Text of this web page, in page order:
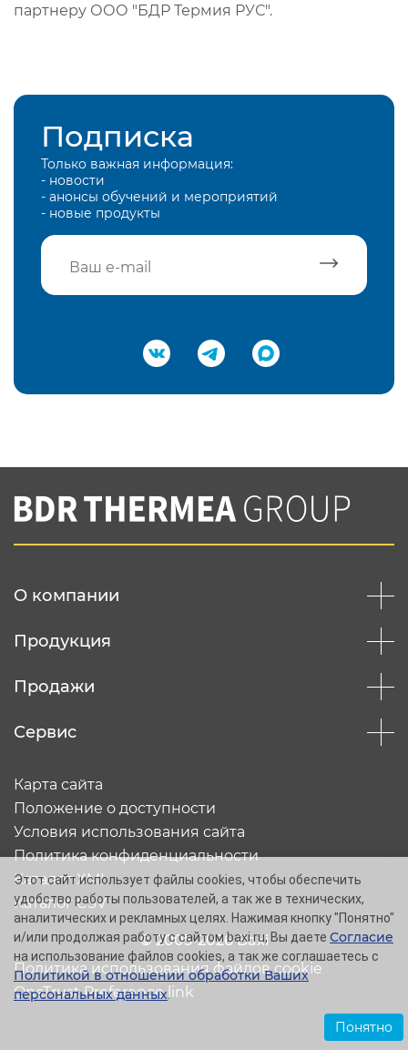
партнеру ООО "БДР Термия РУС".
Подписка
Только важная информация:
- новости
- анонсы обучений и мероприятий
- новые продукты
Подтвердить e-mail
Вы соглашаетесь с нашей политикой
конфеденциальности
О компании
Продукция
Продажи
Сервис
© 2005-2026 Baxi
Карта сайта
Положение о доступности
Условия использования сайта
Политика конфиденциальности
Каталог XML
Каталог CSV
Политика использования файлов cookie
OneTrust Preference link
Этот сайт использует файлы cookies, чтобы обеспечить
удобство работы пользователей, а так же в технических,
аналитических и рекламных целях. Нажимая кнопку "Понятно"
и/или продолжая работу с сайтом baxi.ru, Вы даете Согласие
на использование файлов cookies, а так же соглашаетесь с
Политикой в отношении обработки Ваших
персональных данных.
Понятно